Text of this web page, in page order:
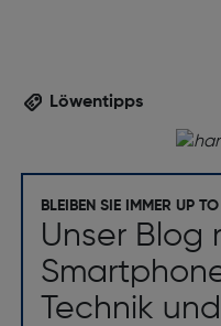
Löwentipps
BLEIBEN SIE IMMER UP
Unser Blog
Technik